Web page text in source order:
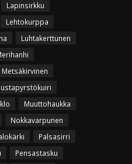
Lapinsirkku
Lehtokurppa
Luhtakerttunen
Metsäkirvinen
Muuttohaukka
Nokkavarpunen
Palsasirri
Pensastasku